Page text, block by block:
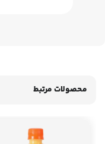
محصولات مرتبط